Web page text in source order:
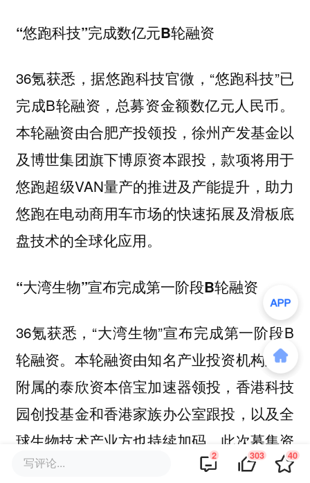
“悠跑科技”完成数亿元B轮融资
36氪获悉，据悠跑科技官微，“悠跑科技”已
完成B轮融资，总募资金额数亿元人民币。
本轮融资由合肥产投领投，徐州产发基金以
及博世集团旗下博原资本跟投，款项将用于
悠跑超级VAN量产的推进及产能提升，助力
悠跑在电动商用车市场的快速拓展及滑板底
盘技术的全球化应用。
“大湾生物”宣布完成第一阶段B轮融资
36氪获悉，“大湾生物”宣布完成第一阶段B
轮融资。本轮融资由知名产业投资机构及其
附属的泰欣资本倍宝加速器领投，香港科技
园创投基金和香港家族办公室跟投，以及全
球生物技术产业方也持续加码。此次募集资
金将用于大湾生物智能化药物开发生态系统
写评论... 2 303 40